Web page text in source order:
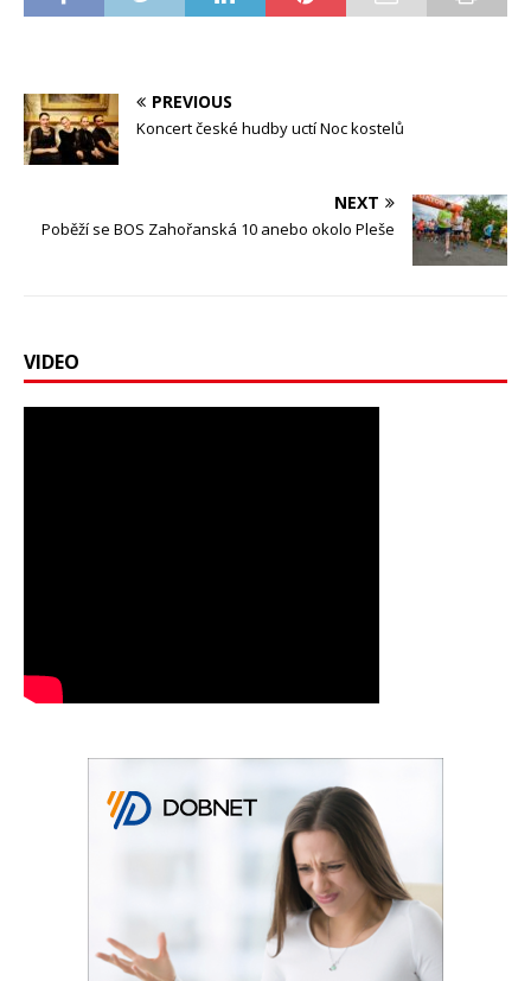
PREVIOUS
Koncert české hudby uctí Noc kostelů
NEXT
Poběží se BOS Zahořanská 10 anebo okolo Pleše
VIDEO